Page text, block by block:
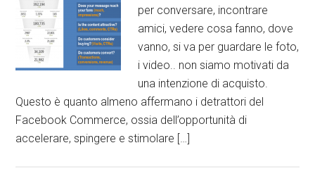
per conversare, incontrare
amici, vedere cosa fanno, dove
vanno, si va per guardare le foto,
i video.. non siamo motivati da
una intenzione di acquisto.
Questo è quanto almeno affermano i detrattori del
Facebook Commerce, ossia dell’opportunità di
accelerare, spingere e stimolare […]